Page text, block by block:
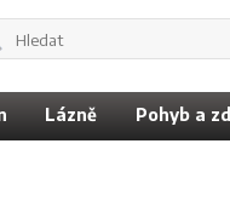
Lázně Pohyb a